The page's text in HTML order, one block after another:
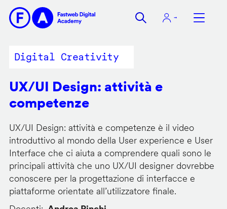
contenuto
Digital Creativity
UX/UI Design: attività e
competenze
UX/UI Design: attività e competenze è il video
introduttivo al mondo della User experience e User
Interface che ci aiuta a comprendere quali sono le
principali attività che uno UX/UI designer dovrebbe
conoscere per la progettazione di interfacce e
piattaforme orientate all’utilizzatore finale.